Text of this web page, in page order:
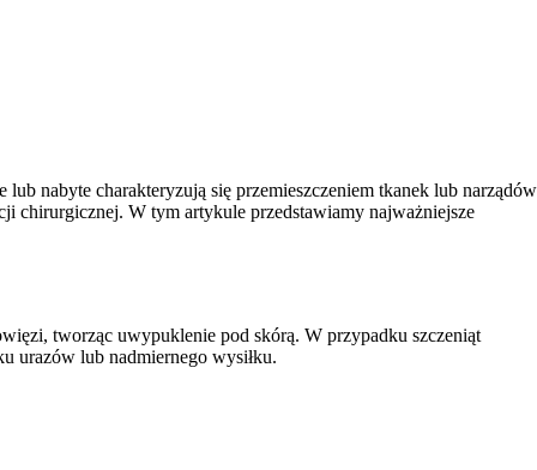
nabyte charakteryzują się przemieszczeniem tkanek lub narządów
chirurgicznej. W tym artykule przedstawiamy najważniejsze
tworząc uwypuklenie pod skórą. W przypadku szczeniąt
urazów lub nadmiernego wysiłku.